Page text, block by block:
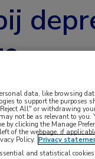
mindfulness-
data, like browsing
to support the purposes
All" or withdrawing
not be as relevant to
clicking the Manage
of the webpage, if
Policy. Privacy
and statistical